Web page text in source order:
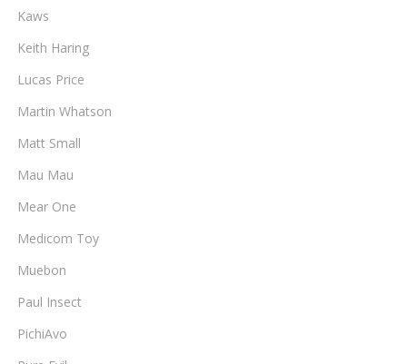
Kaws
Keith Haring
Lucas Price
Martin Whatson
Matt Small
Mau Mau
Mear One
Medicom Toy
Muebon
Paul Insect
PichiAvo